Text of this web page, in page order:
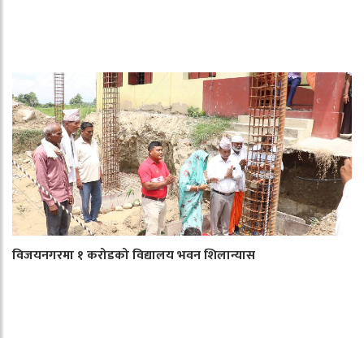
विजयनगरमा १ करोडको विद्यालय भवन शिलान्यास